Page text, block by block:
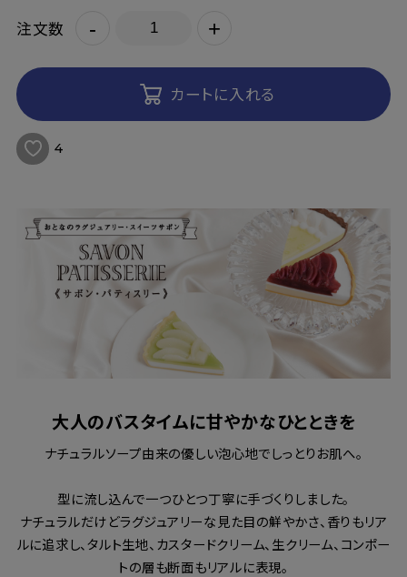
注文数 - +
カートに入れる
4
大人のバスタイムに甘やかなひとときを
ナチュラルソープ由来の優しい泡心地でしっとりお肌へ。
型に流し込んで一つひとつ丁寧に手づくりしました。
ナチュラルだけどラグジュアリーな見た目の鮮やかさ、香りもリア
ルに追求し、タルト生地、カスタードクリーム、生クリーム、コンポー
トの層も断面もリアルに表現。